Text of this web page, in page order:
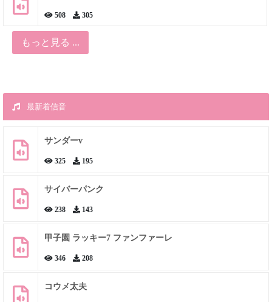
508 305
もっと見る ...
最新着信音
サンダーv
325 195
サイバーパンク
238 143
甲子園 ラッキー7 ファンファーレ
346 208
コウメ太夫